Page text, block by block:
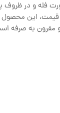
فله و در ظروف
این محصول
مقرون به صرفه